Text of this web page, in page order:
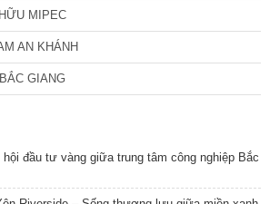
MIPEC
AN KHÁNH
GIANG
đầu tư vàng giữa trung tâm công nghiệp Bắc